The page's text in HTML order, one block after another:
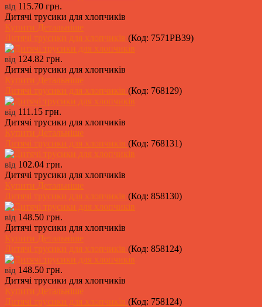
від 115.70 грн.
Дитячі трусики для хлопчиків
Купити Детальніше
Дитячі трусики для хлопчиків (Код: 7571PB39)
від 124.82 грн.
Дитячі трусики для хлопчиків
Купити Детальніше
Дитячі трусики для хлопчиків (Код: 768129)
від 111.15 грн.
Дитячі трусики для хлопчиків
Купити Детальніше
Дитячі трусики для хлопчиків (Код: 768131)
від 102.04 грн.
Дитячі трусики для хлопчиків
Купити Детальніше
Дитячі трусики для хлопчиків (Код: 858130)
від 148.50 грн.
Дитячі трусики для хлопчиків
Купити Детальніше
Дитячі трусики для хлопчиків (Код: 858124)
від 148.50 грн.
Дитячі трусики для хлопчиків
Купити Детальніше
Дитячі трусики для хлопчиків (Код: 758124)